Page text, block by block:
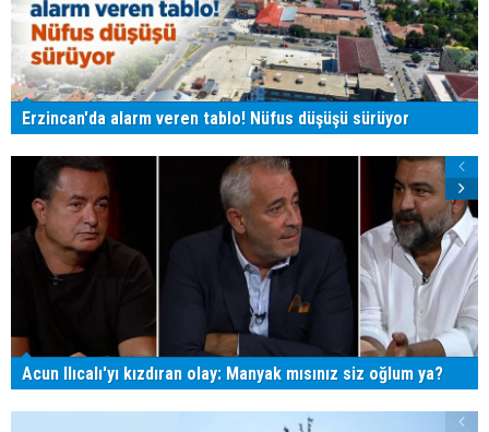
Erzincan'da alarm veren tablo! Nüfus düşüşü sürüyor
Acun Ilıcalı'yı kızdıran olay: Manyak mısınız siz oğlum ya?